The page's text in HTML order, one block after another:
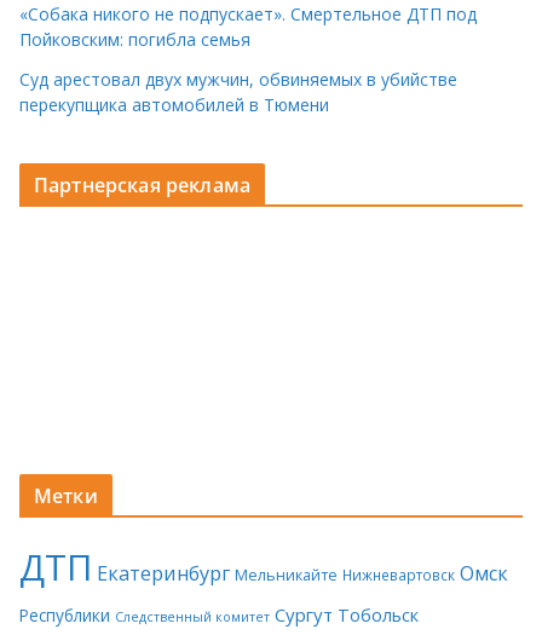
«Собака никого не подпускает». Смертельное ДТП под
Пойковским: погибла семья
Суд арестовал двух мужчин, обвиняемых в убийстве
перекупщика автомобилей в Тюмени
Партнерская реклама
Метки
ДТП Екатеринбург Мельникайте Нижневартовск Омск
Республики Следственный комитет Сургут Тобольск